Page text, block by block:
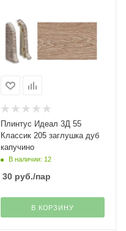
Плинтус Идеал 3Д 55
Классик 205 заглушка дуб
капучино
В наличии: 12
30руб./пар
В КОРЗИНУ